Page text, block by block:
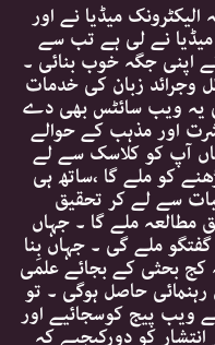
میڈیا نے اور
نے لی ہے تب سے
اپنی جگہ خوب بنائی ۔
وجرائد زبان کی خدمات
یہ ویب سائٹس بھی دے
اور مذہب کے حوالے
آپ کو کلاسک سے لے
کو ملے گا ،ساتھ ہی
سے لے کر تحقیق
مطالعہ ملے گا ۔ جہاں
ملے گی ۔ جہاں بِنا
بحثی کے بجائے علمی
حاصل ہوگی ۔ تو
ویب پیج کوسجائیے اور
کو دورکیجیے کہ